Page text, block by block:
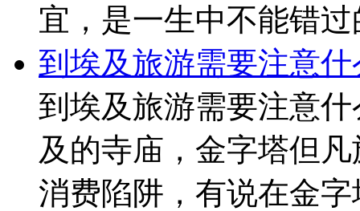
宜，是一生中不能错
到埃及旅游需要注意
到埃及旅游需要注意
及的寺庙，金字塔但
消费陷阱，有说在金